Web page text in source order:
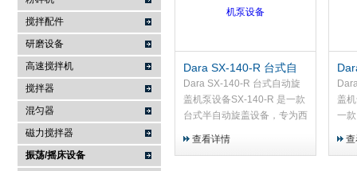
搅拌配件
研磨设备
高速搅拌机
搅拌器
混匀器
磁力搅拌器
振荡/摇床设备
Dara SX-140-R 台式自
动旋盖机泵设备
Dara SX-140-R 台式自动旋
盖机泵设备SX-140-R 是一款
台式半自动旋盖设备，专为西
设计。设备采用气动旋盖头，
查看详情
动
盖
一